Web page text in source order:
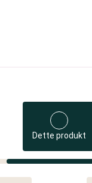
Dette produkt